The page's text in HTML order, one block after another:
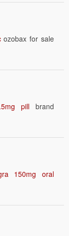
ozobax for sale
pill brand
150mg oral